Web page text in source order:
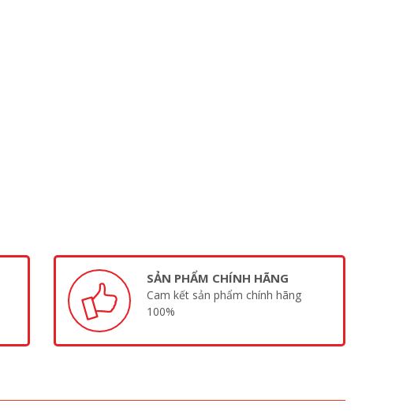
SẢN PHẨM CHÍNH HÃNG
Cam kết sản phẩm chính hãng
100%